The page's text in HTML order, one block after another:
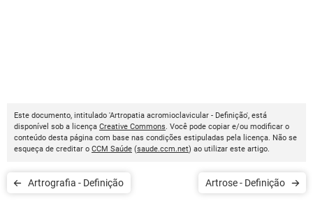
Este documento, intitulado 'Artropatia acromioclavicular - Definição', está
disponível sob a licença Creative Commons. Você pode copiar e/ou modificar o
conteúdo desta página com base nas condições estipuladas pela licença. Não se
esqueça de creditar o CCM Saúde (saude.ccm.net) ao utilizar este artigo.
Artrografia - Definição Artrose - Definição